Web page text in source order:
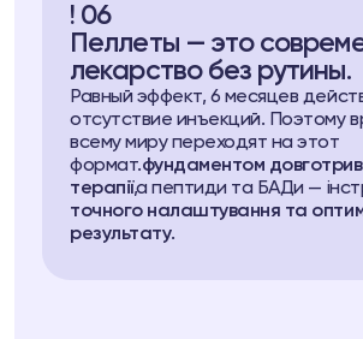
! 06
Пеллеты — это
лекарство без рутины.
Равный эффект, 6 месяцев
отсутствие инъекций. Поэтому
всему миру переходят на этот
формат.фундаментом
терапії,а пептиди та БАДи —
точного налаштування та
результату.